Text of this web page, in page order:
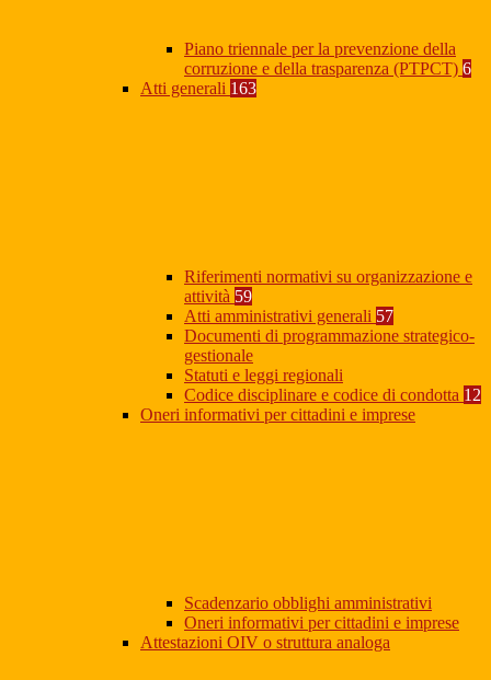
Piano triennale per la prevenzione della
corruzione e della trasparenza (PTPCT) 6
Atti generali 163
Riferimenti normativi su organizzazione e
attività 59
Atti amministrativi generali 57
Documenti di programmazione strategico-
gestionale
Statuti e leggi regionali
Codice disciplinare e codice di condotta 12
Oneri informativi per cittadini e imprese
Scadenzario obblighi amministrativi
Oneri informativi per cittadini e imprese
Attestazioni OIV o struttura analoga